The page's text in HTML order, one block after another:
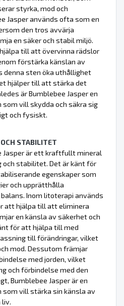
styrka, mod och
Jasper används ofta som en
den tros avvärja
en säker och stabil miljö.
till att övervinna rädslor
förstärka känslan av
denna sten öka uthållighet
hjälper till att stärka det
är Bumblebee Jasper en
vill skydda och säkra sig
och fysiskt.
STABILITET
Jasper är ett kraftfullt mineral
och stabilitet. Det är känt för
egenskaper som
och upprätthålla
Inom litoterapi används
att hjälpa till att eliminera
en känsla av säkerhet och
för att hjälpa till med
till förändringar, vilket
mod. Dessutom främjar
med jorden, vilket
och förbindelse med den
Bumblebee Jasper är en
vill stärka sin känsla av
liv.